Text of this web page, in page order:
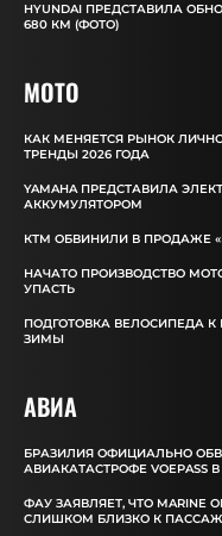
HYUNDAI ПРЕДСТАВИЛА
680 КМ (ФОТО)
MOTO
КАК МЕНЯЕТСЯ РЫНОК
ТРЕНДЫ 2026 ГОДА
YAMAHA ПРЕДСТАВИЛА
АККУМУЛЯТОРОМ
КТМ ОБВИНИЛИ В ПРОДАЖЕ
НАЧАТО ПРОИЗВОДСТВО
УПАСТЬ
ПОДГОТОВКА ВЕЛОСИПЕДА К
ЗИМЫ
АВИА
БРАЗИЛИЯ ОФИЦИАЛЬНО
АВИАКАТАСТРОФЕ VOEPASS
ФАУ ЗАЯВЛЯЕТ, ЧТО MARINE
СЛИШКОМ БЛИЗКО К